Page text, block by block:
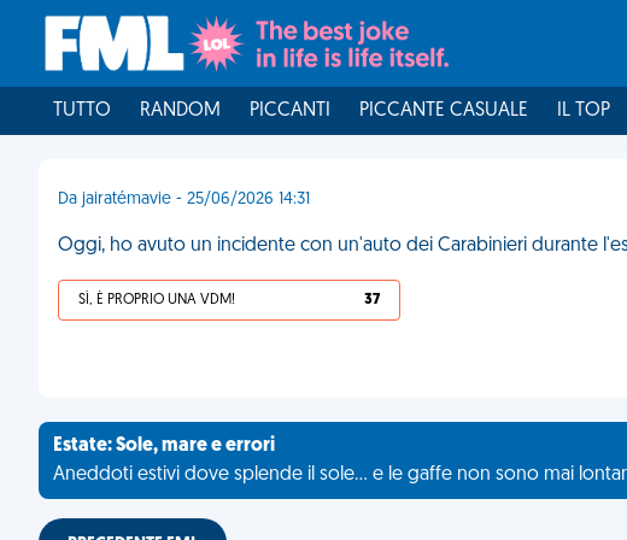
TUTTO RANDOM PICCANTI PICCANTE CASUALE IL TOP
Da jairatémavie - 25/06/2026 14:31
Oggi, ho avuto un incidente con un'auto dei Carabinieri durante
SÌ, È PROPRIO UNA VDM! 37
Estate: Sole, mare e errori
Aneddoti estivi dove splende il sole... e le gaffe non sono mai